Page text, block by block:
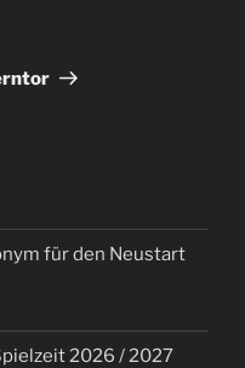
für den Neustart
2026 / 2027